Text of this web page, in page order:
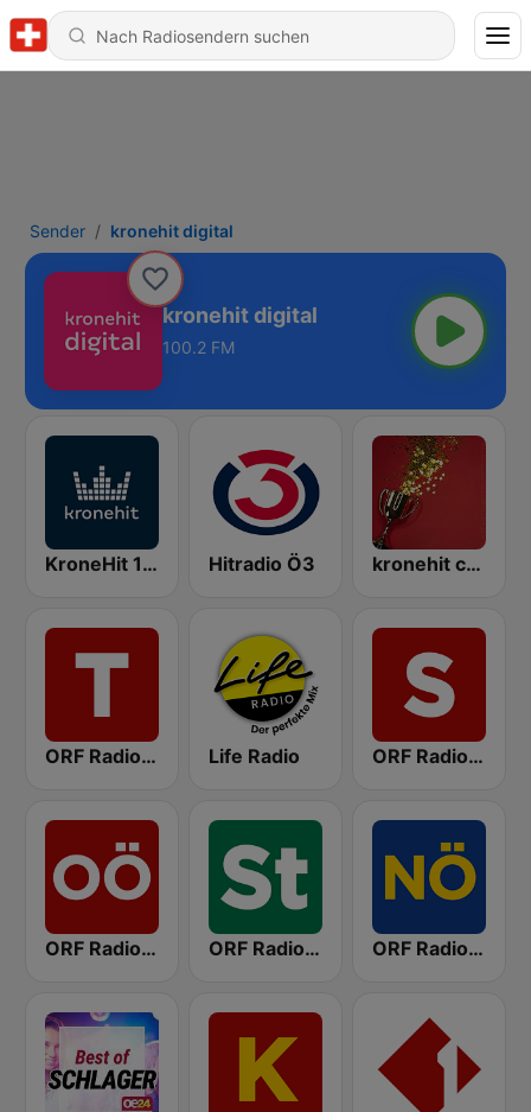
Sender kronehit digital
kronehit digital
100.2 FM
KroneHit 105.8 Hitradio Ö3 kronehit charts
ORF Radio Tirol Life Radio ORF Radio Salzburg
ORF Radio Oberösterreich ORF Radio Steiermark ORF Radio Niederösterreich